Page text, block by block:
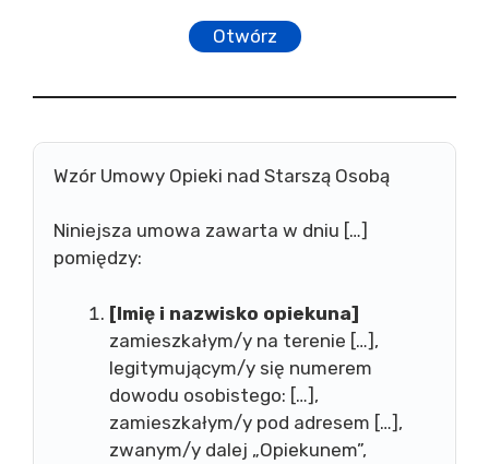
Otwórz
Wzór Umowy Opieki nad Starszą Osobą
Niniejsza umowa zawarta w dniu […]
pomiędzy:
[Imię i nazwisko opiekuna]
zamieszkałym/y na terenie […],
legitymującym/y się numerem
dowodu osobistego: […],
zamieszkałym/y pod adresem […],
zwanym/y dalej „Opiekunem”,